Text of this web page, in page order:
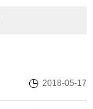
2018-05-17